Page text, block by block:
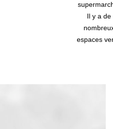
Il y a de
espaces